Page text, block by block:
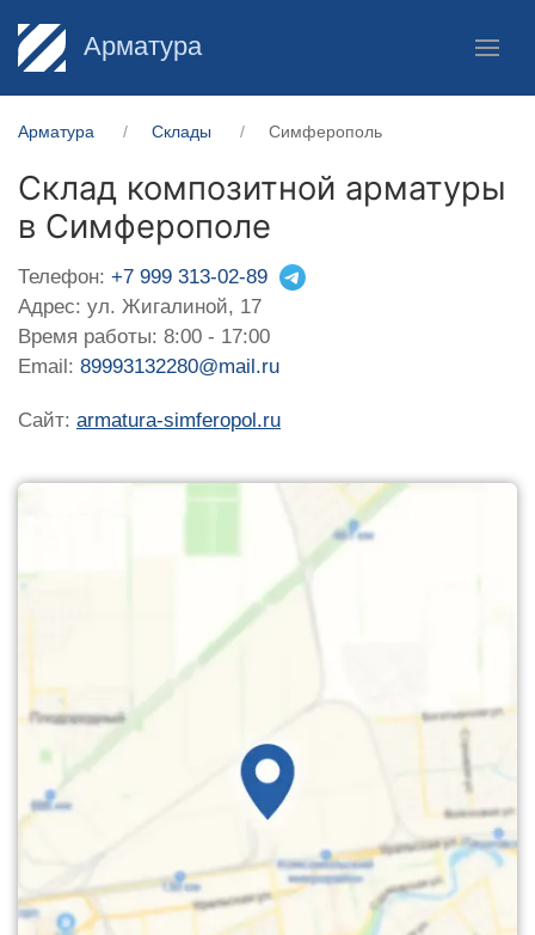
Арматура
Арматура Склады Симферополь
Склад композитной арматуры
в Симферополе
Телефон: +7 999 313-02-89
Адрес: ул. Жигалиной, 17
Время работы: 8:00 - 17:00
Email: 89993132280@mail.ru
Сайт: armatura-simferopol.ru